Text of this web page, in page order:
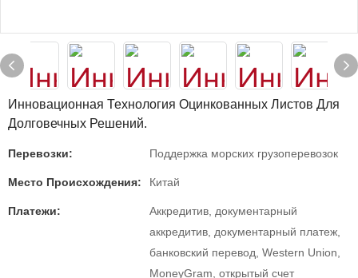
Инновационная Технология Оцинкованных Листов Для
Долговечных Решений.
Перевозки: Поддержка морских грузоперевозок
Место Происхождения: Китай
Платежи:
Аккредитив, документарный
аккредитив, документарный платеж,
банковский перевод, Western Union,
MoneyGram, открытый счет